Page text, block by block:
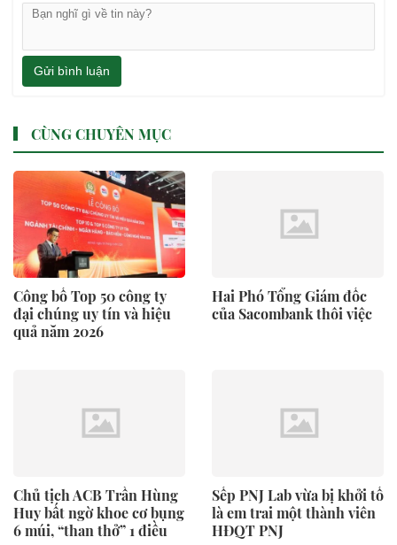
Gửi bình luận
CÙNG CHUYÊN MỤC
Công bố Top 50 công ty
đại chúng uy tín và hiệu
quả năm 2026
Hai Phó Tổng Giám đốc
của Sacombank thôi việc
Chủ tịch ACB Trần Hùng
Huy bất ngờ khoe cơ bụng
6 múi, “than thở” 1 điều
Sếp PNJ Lab vừa bị khởi tố
là em trai một thành viên
HĐQT PNJ